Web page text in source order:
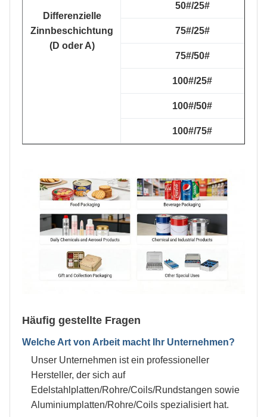
Differenzielle
Zinnbeschichtung
(D oder A)
50#/25#
75#/25#
75#/50#
100#/25#
100#/50#
100#/75#
Häufig gestellte Fragen
Welche Art von Arbeit macht Ihr Unternehmen?
Unser Unternehmen ist ein professioneller
Hersteller, der sich auf
Edelstahlplatten/Rohre/Coils/Rundstangen sowie
Aluminiumplatten/Rohre/Coils spezialisiert hat.